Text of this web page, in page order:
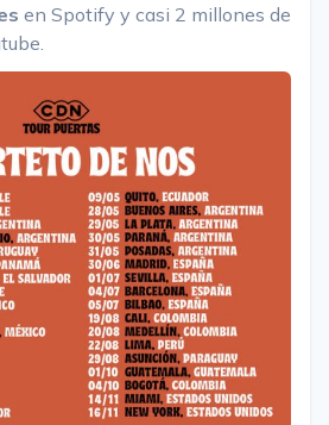
en Spotify y casi 2 millones de